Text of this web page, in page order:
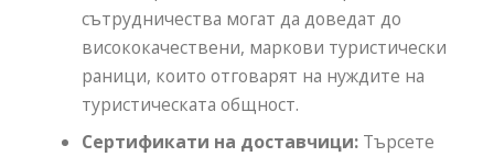
сътрудничества могат да доведат до
висококачествени, маркови туристически
раници, които отговарят на нуждите на
туристическата общност.
Сертификати на доставчици: Търсете